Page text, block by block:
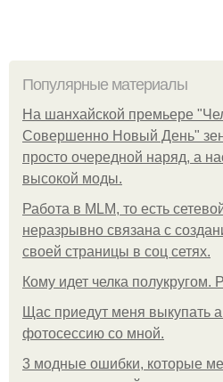
Популярные материалы
На шанхайской премьере
Совершенно Новый День"
просто очередной наряд, а
высокой моды.
Работа в MLM, то есть
неразрывно связана с
своей страницы в соц сетях.
Кому идет челка полукругом.
Щас приедут меня выкупать а
фотосессию со мной.
3 модные ошибки, которые